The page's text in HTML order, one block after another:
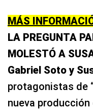
MÁS
LA PREGUNTA
MOLESTÓ A
Gabriel Soto y
protagonistas de
nueva producción